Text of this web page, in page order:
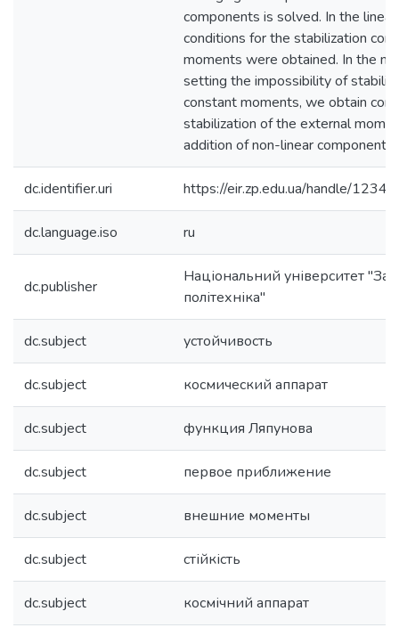
components is solved. In the
conditions for the stabilization
moments were obtained. In the
setting the impossibility of
constant moments, we obtain
stabilization of the external
addition of non-linear components
dc.identifier.uri https://eir.zp.edu.ua/handle/
dc.language.iso ru
dc.publisher
Національний університет
політехніка"
dc.subject устойчивость
dc.subject космический аппарат
dc.subject функция Ляпунова
dc.subject первое приближение
dc.subject внешние моменты
dc.subject стійкість
dc.subject космічний аппарат